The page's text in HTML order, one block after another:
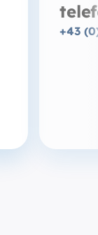
+43